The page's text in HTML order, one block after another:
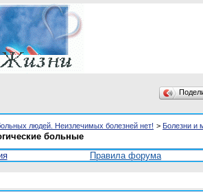
людей. Неизлечимых болезней нет! > Болезни и
больные
Правила форума